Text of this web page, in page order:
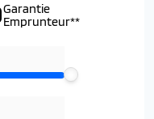
Garantie
Emprunteur**